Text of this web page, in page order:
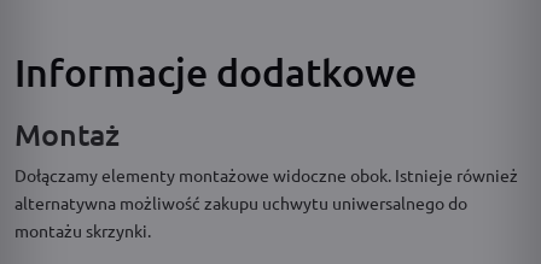
Informacje dodatkowe
Montaż
Dołączamy elementy montażowe widoczne obok. Istnieje również
alternatywna możliwość zakupu uchwytu uniwersalnego do
montażu skrzynki.